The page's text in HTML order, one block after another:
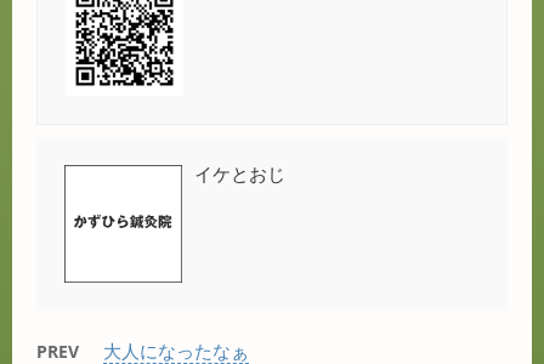
イケとおじ
PREV 大人になったなぁ